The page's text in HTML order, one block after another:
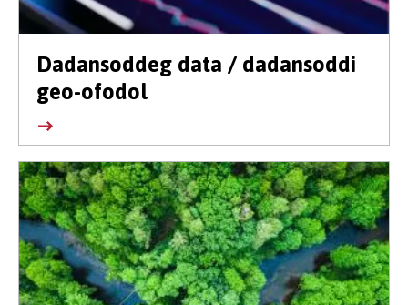
Dadansoddeg data / dadansoddi
geo-ofodol